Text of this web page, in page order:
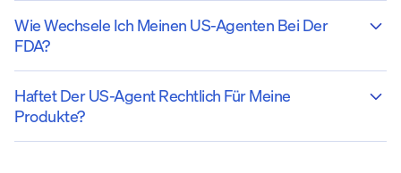
Wie Wechsele Ich Meinen US-Agenten Bei Der
FDA?
Haftet Der US-Agent Rechtlich Für Meine
Produkte?